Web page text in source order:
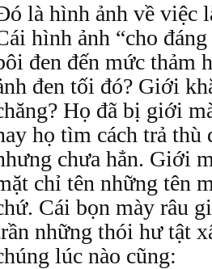
là hình ảnh về việc
hình ảnh “cho
đen đến mức thảm
đen tối đó? Giới
Họ đã bị giới
họ tìm cách trả thù
chưa hẳn. Giới
chỉ tên những tên
Cái bọn mày râu
những thói hư tật
lúc nào cũng: